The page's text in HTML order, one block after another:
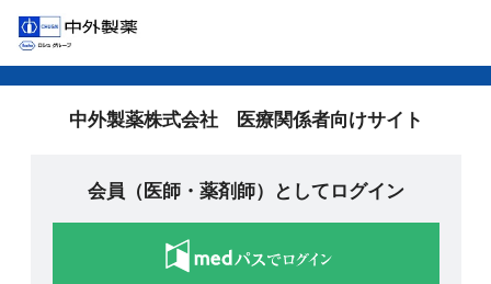
中外製薬株式会社 医療関係者向けサイト
会員（医師・薬剤師）としてログイン